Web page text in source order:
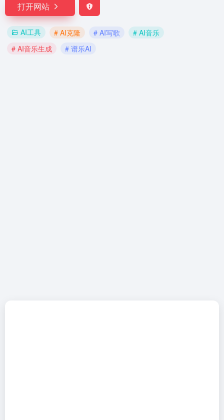
打开网站
AI工具 # AI克隆 # AI写歌
# AI音乐
# AI音乐生成
# 谱乐AI